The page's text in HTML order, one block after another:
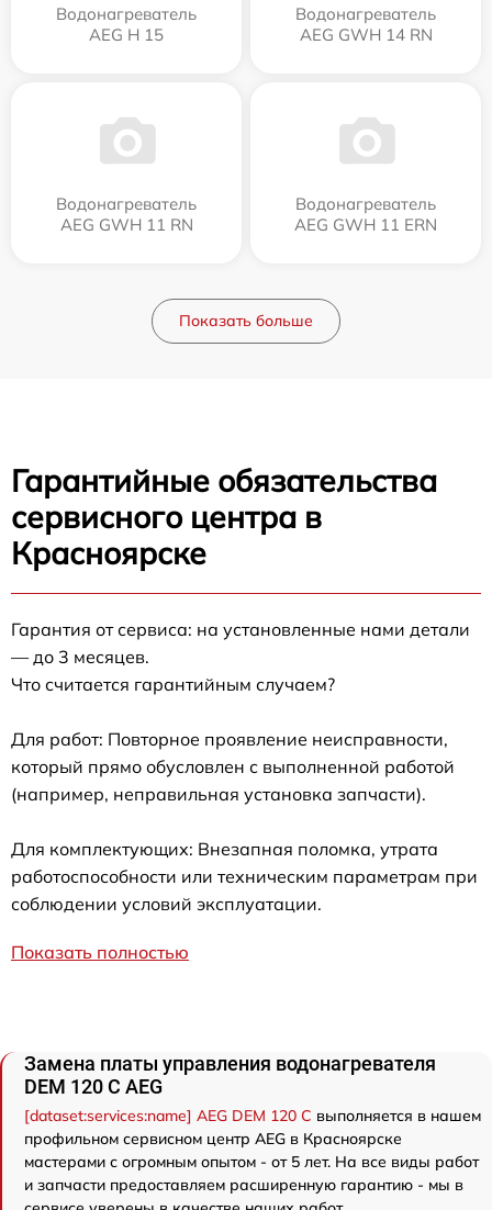
Водонагреватель
AEG H 15
Водонагреватель
AEG GWH 14 RN
Водонагреватель
AEG GWH 11 RN
Водонагреватель
AEG GWH 11 ERN
Показать больше
Гарантийные обязательства
сервисного центра в
Красноярске
Гарантия от сервиса: на установленные нами детали
— до 3 месяцев.
Что считается гарантийным случаем?
Для работ: Повторное проявление неисправности,
который прямо обусловлен с выполненной работой
(например, неправильная установка запчасти).
Для комплектующих: Внезапная поломка, утрата
работоспособности или техническим параметрам при
соблюдении условий эксплуатации.
Показать полностью
Замена платы управления водонагревателя
DEM 120 C AEG
[dataset:services:name] AEG DEM 120 C выполняется в нашем
профильном сервисном центр AEG в Красноярске
мастерами с огромным опытом - от 5 лет. На все виды работ
и запчасти предоставляем расширенную гарантию - мы в